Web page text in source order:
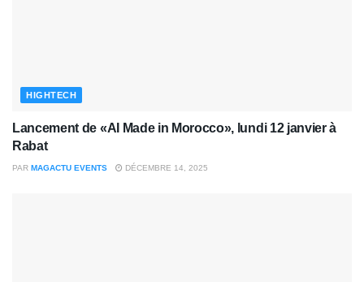
HIGHTECH
Lancement de «AI Made in Morocco», lundi 12 janvier à
Rabat
PAR MAGACTU EVENTS DÉCEMBRE 14, 2025